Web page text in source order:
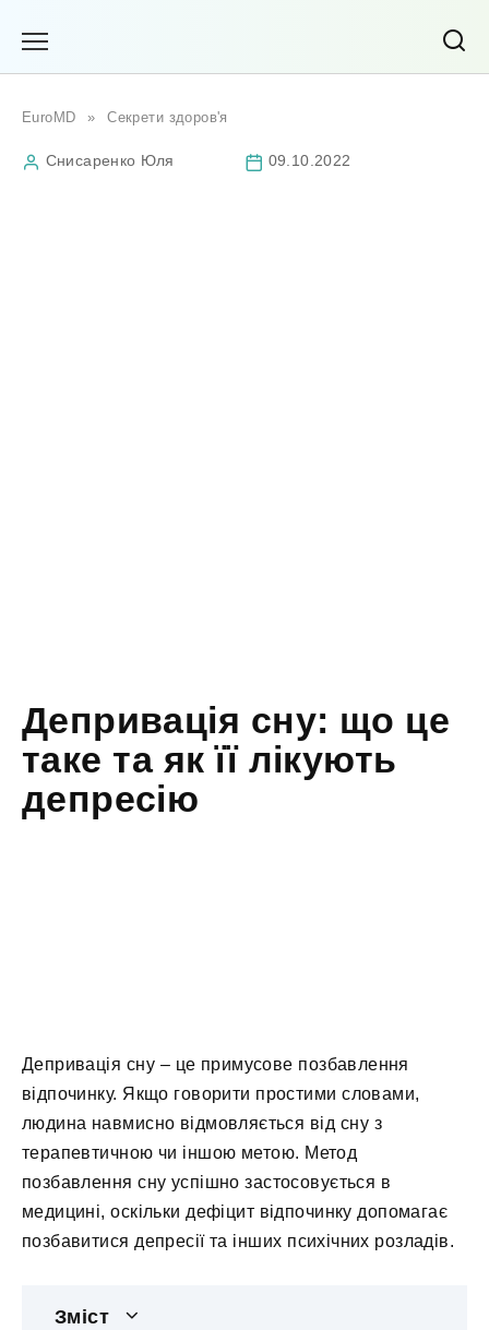
EuroMD » Секрети здоров'я
Снисаренко Юля 09.10.2022
Депривація сну: що це
таке та як її лікують
депресію
Депривація сну – це примусове позбавлення
відпочинку. Якщо говорити простими словами,
людина навмисно відмовляється від сну з
терапевтичною чи іншою метою. Метод
позбавлення сну успішно застосовується в
медицині, оскільки дефіцит відпочинку допомагає
позбавитися депресії та інших психічних розладів.
Зміст